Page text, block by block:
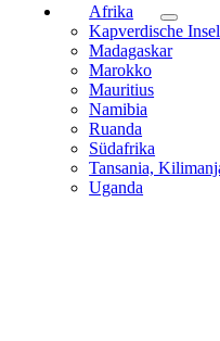
Afrika
Kapverdische
Madagaskar
Marokko
Mauritius
Namibia
Ruanda
Südafrika
Tansania,
Uganda